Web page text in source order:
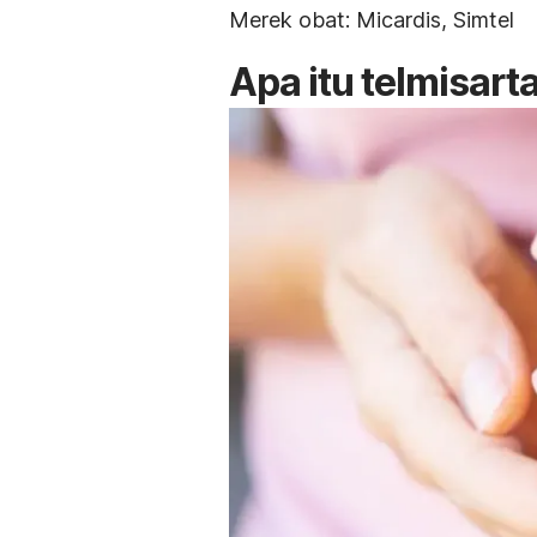
Merek obat: Micardis, Simtel
Apa itu